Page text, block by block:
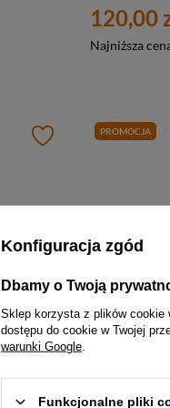
120,00
Najniższa
PROMOCJA
161,00
Konfiguracja zgód
Dbamy o Twoją
Sklep korzysta z plików cookie
dostępu do cookie w Twojej
warunki Google
Funkcjonalne pliki